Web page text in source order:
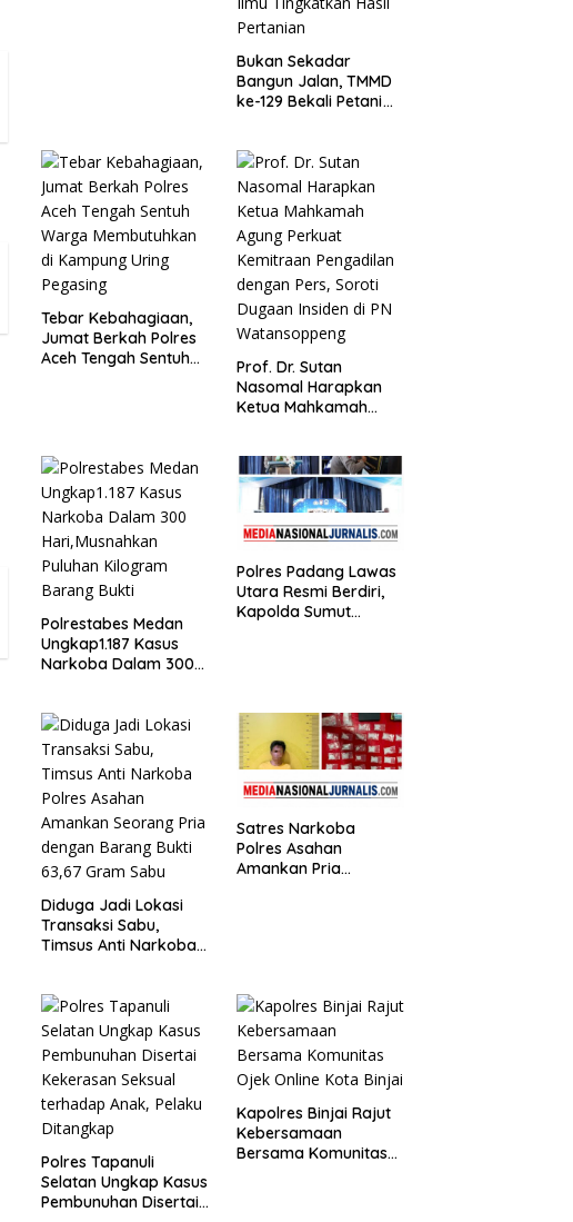
Bukan Sekadar
Bangun Jalan, TMMD
ke-129 Bekali Petani
Pertanian
Tebar Kebahagiaan,
Jumat Berkah Polres
Aceh Tengah Sentuh
Prof. Dr. Sutan
Nasomal Harapkan
Ketua Mahkamah
dengan Pers, Soroti
Dugaan Insiden di PN
Watansoppeng
Polrestabes Medan
Ungkap1.187 Kasus
Narkoba Dalam 300
Barang Bukti
Polres Padang Lawas
Utara Resmi Berdiri,
Kapolda Sumut
Diduga Jadi Lokasi
Transaksi Sabu,
Timsus Anti Narkoba
Pria dengan Barang
Bukti 63,67 Gram
Sabu
Satres Narkoba
Polres Asahan
Amankan Pria
Polres Tapanuli
Selatan Ungkap Kasus
Pembunuhan Disertai
Kapolres Binjai Rajut
Kebersamaan
Bersama Komunitas